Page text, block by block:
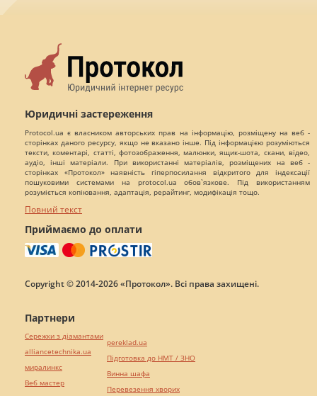
Юридичні застереження
Protocol.ua є власником авторських прав на інформацію, розміщену на веб -
сторінках даного ресурсу, якщо не вказано інше. Під інформацією розуміються
тексти, коментарі, статті, фотозображення, малюнки, ящик-шота, скани, відео,
аудіо, інші матеріали. При використанні матеріалів, розміщених на веб -
сторінках «Протокол» наявність гіперпосилання відкритого для індексації
пошуковими системами на protocol.ua обов`язкове. Під використанням
розуміється копіювання, адаптація, рерайтинг, модифікація тощо.
Повний текст
Приймаємо до оплати
Copyright © 2014-2026 «Протокол». Всі права захищені.
Партнери
Сережки з діамантами
alliancetechnika.ua
миралинкс
Веб мастер
pereklad.ua
Підготовка до НМТ / ЗНО
Винна шафа
Перевезення хворих